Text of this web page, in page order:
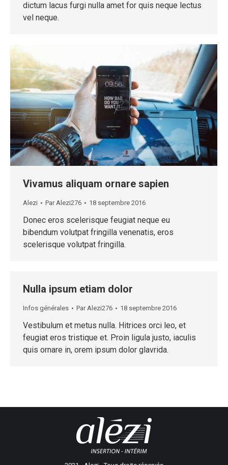
dictum lacus furgi nulla amet for quis neque lectus
vel neque.
Vivamus aliquam ornare sapien
Alezi ParAlezi276 18 septembre 2016
Donec eros scelerisque feugiat neque eu
bibendum volutpat fringilla venenatis, eros
scelerisque volutpat fringilla.
Nulla ipsum etiam dolor
Infos générales ParAlezi276 18 septembre 2016
Vestibulum et metus nulla. Hitrices orci leo, et
feugiat eros tristique et. Proin ligula justo, iaculis
quis ornare in, orem ipsum dolor glavrida.